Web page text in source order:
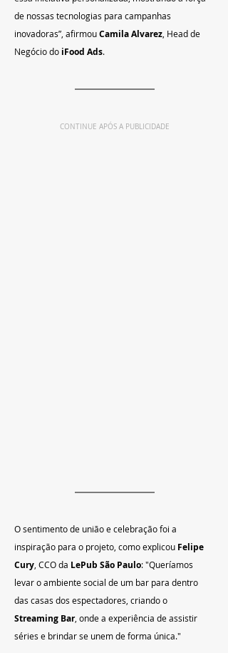
de nossas tecnologias para campanhas
inovadoras”, afirmou Camila Alvarez , Head de
Negócio do iFood Ads.
CONTINUE APÓS A PUBLICIDADE
O sentimento de união e celebração foi a
inspiração para o projeto, como explicou Felipe
Cury , CCO da LePub São Paulo: "Queríamos
levar o ambiente social de um bar para dentro
das casas dos espectadores, criando o
Streaming Bar, onde a experiência de assistir
séries e brindar se unem de forma única."